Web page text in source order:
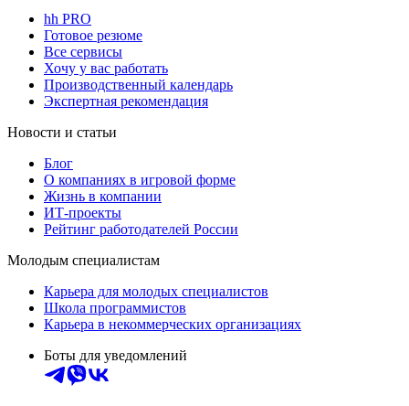
hh PRO
Готовое резюме
Все сервисы
Хочу у вас работать
Производственный календарь
Экспертная рекомендация
Новости и статьи
Блог
О компаниях в игровой форме
Жизнь в компании
ИТ-проекты
Рейтинг работодателей России
Молодым специалистам
Карьера для молодых специалистов
Школа программистов
Карьера в некоммерческих организациях
Боты для уведомлений